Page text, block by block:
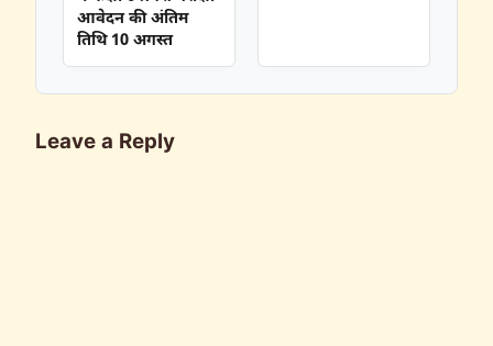
आवेदन की अंतिम
तिथि 10 अगस्त
Leave a Reply